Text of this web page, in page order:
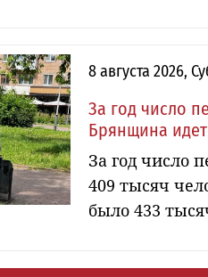
8 августа 2026,
За год число
Брянщина
За год число
409 тысяч
было 433